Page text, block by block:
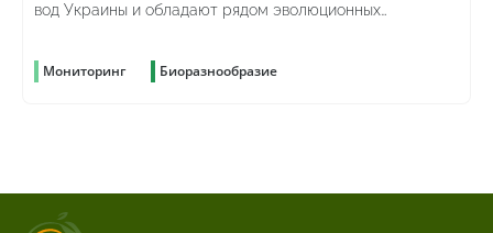
вод Украины и обладают рядом эволюционных
Мониторинг Биоразнообразие